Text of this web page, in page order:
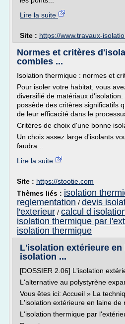
Lire la suite
Site : https://www.travaux-
Normes et critères
combles ...
Isolation thermique : normes et
Pour isoler votre habitat, vous
diversifié de matériaux
possède des critères significatifs
de leur efficacité dans le
Critères de choix d'une bonne
Un choix assez large d'isolants
faudra...
Lire la suite
Site : https://stootie.com
Thèmes liés : isolation
reglementation / devis
l'exterieur / calcul d
isolation thermique par
isolation thermique
L'isolation extérieure en
isolation ...
[DOSSIER 2.06] L'isolation
L'alternative au polystyrène
Vous êtes ici: Accueil » La
L'isolation extérieure en laine de
L'isolation thermique par